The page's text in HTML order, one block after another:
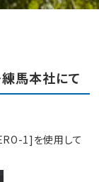
馬本社にて
1]を使用して